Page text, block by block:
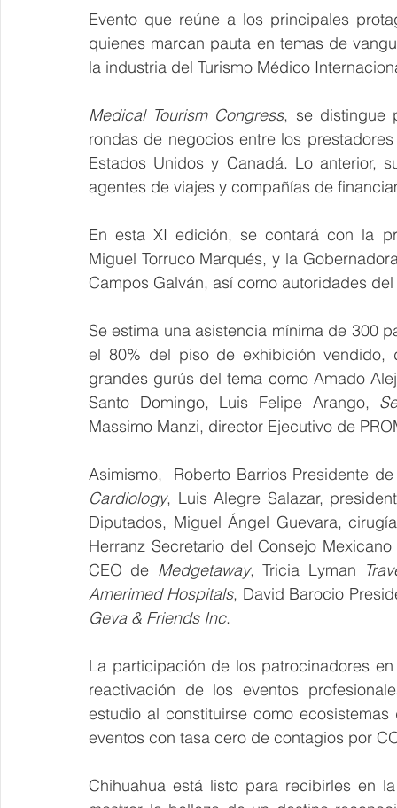
Evento que reúne a los principales
quienes marcan pauta en temas de
la industria del Turismo Médico
Medical Tourism Congress, se distingue
rondas de negocios entre los
Estados Unidos y Canadá. Lo anterior,
agentes de viajes y compañías de
En esta XI edición, se contará con la
Miguel Torruco Marqués, y la
Campos Galván, así como autoridades del
Se estima una asistencia mínima de 300
el 80% del piso de exhibición vendido,
grandes gurús del tema como Amado
Santo Domingo, Luis Felipe Arango,
Massimo Manzi, director Ejecutivo de
Asimismo,  Roberto Barrios Presidente
Cardiology, Luis Alegre Salazar,
Diputados, Miguel Ángel Guevara,
Herranz Secretario del Consejo
CEO de Medgetaway, Tricia Lyman
Amerimed Hospitals, David Barocio
Geva & Friends Inc.
La participación de los patrocinadores
reactivación de los eventos
estudio al constituirse como
eventos con tasa cero de contagios por
Chihuahua está listo para recibirles en